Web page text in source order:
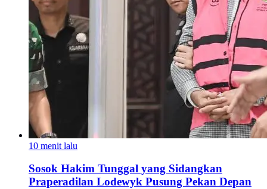
10 menit lalu
Sosok Hakim Tunggal yang Sidangkan
Praperadilan Lodewyk Pusung Pekan Depan